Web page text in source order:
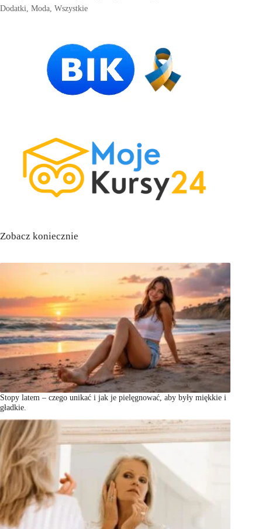
Dodatki Moda Wszystkie
Zobacz koniecznie
Stopy latem – czego unikać i jak je pielęgnować, aby były miękkie i
gładkie.